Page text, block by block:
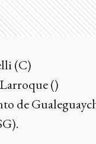
(C)
()
de